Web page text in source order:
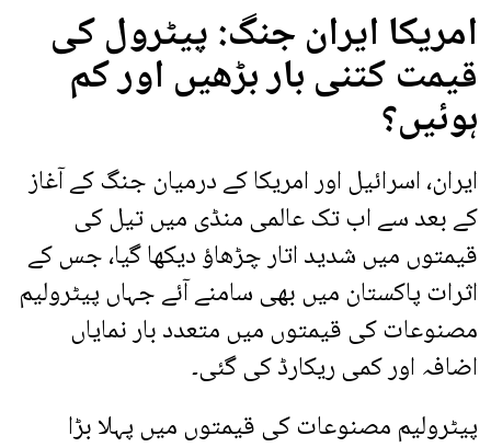
امریکا ایران جنگ: پیٹرول کی
قیمت کتنی بار بڑھیں اور کم
ہوئیں؟
ایران، اسرائیل اور امریکا کے درمیان جنگ کے آغاز
کے بعد سے اب تک عالمی منڈی میں تیل کی
قیمتوں میں شدید اتار چڑھاؤ دیکھا گیا، جس کے
اثرات پاکستان میں بھی سامنے آئے جہاں پیٹرولیم
مصنوعات کی قیمتوں میں متعدد بار نمایاں
اضافہ اور کمی ریکارڈ کی گئی۔
پیٹرولیم مصنوعات کی قیمتوں میں پہلا بڑا